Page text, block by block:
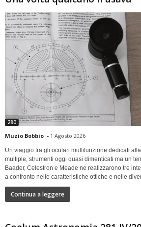
280
Muzio Bobbio - 1 Agosto 2026
Un viaggio tra gli oculari multifunzione dedicati
multiple, strumenti oggi quasi dimenticati ma un
Baader, Celestron e Meade ne realizzarono tre
a confronto nelle caratteristiche ottiche e nelle
Continua a leggere